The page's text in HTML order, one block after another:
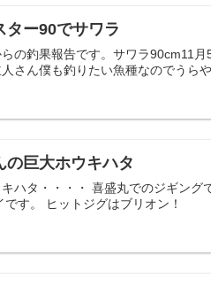
ター90でサワラ
らの釣果報告です。サワラ
さん僕も釣りたい魚種なのでうら
の巨大ホウキハタ
ハタ・・・・ 喜盛丸でのジギン
です。 ヒットジグはブリオン！